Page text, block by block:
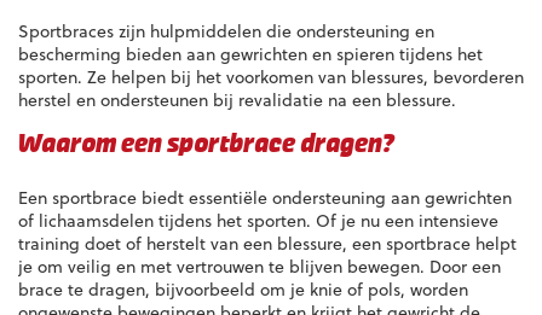
Sportbraces zijn hulpmiddelen die ondersteuning en
bescherming bieden aan gewrichten en spieren tijdens het
sporten. Ze helpen bij het voorkomen van blessures, bevorderen
herstel en ondersteunen bij revalidatie na een blessure.
Waarom een sportbrace dragen?
Een sportbrace biedt essentiële ondersteuning aan gewrichten
of lichaamsdelen tijdens het sporten. Of je nu een intensieve
training doet of herstelt van een blessure, een sportbrace helpt
je om veilig en met vertrouwen te blijven bewegen. Door een
brace te dragen, bijvoorbeeld om je knie of pols, worden